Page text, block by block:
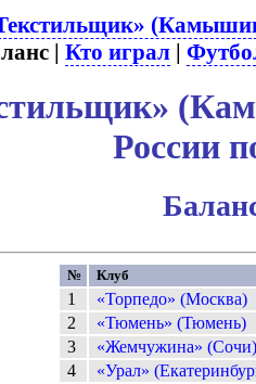
|Кто играл |
России
№ Клуб
1
«Торпедо» (Москва)
2
«Тюмень» (Тюмень)
3
«Жемчужина»
4
«Урал»